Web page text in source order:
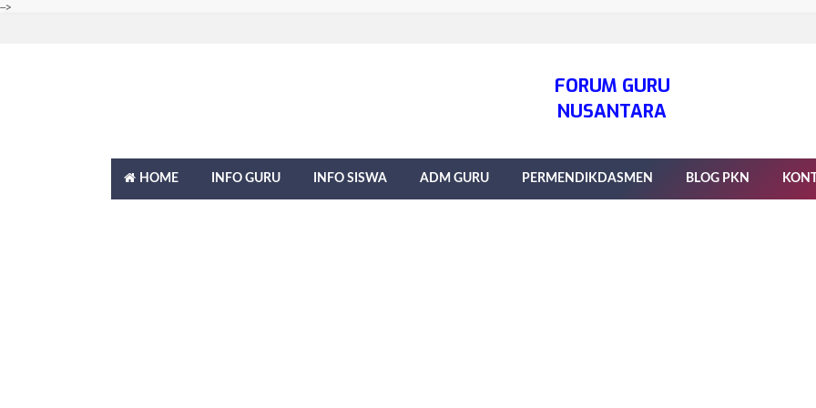
-->
FORUM GURU
NUSANTARA
HOME INFO GURU INFO SISWA ADM GURU PERMENDIKDASMEN BLOG PKN